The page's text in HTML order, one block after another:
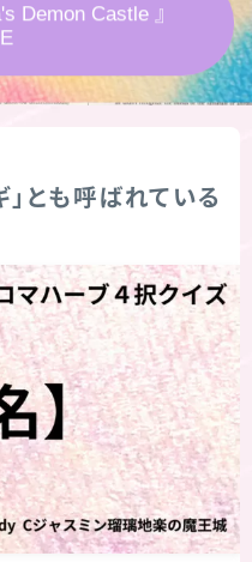
Study』
動先リンク集
Demon Castle 』
」とも呼ばれている